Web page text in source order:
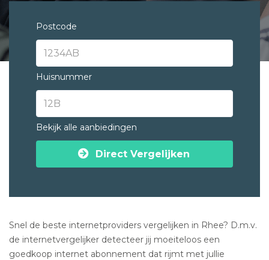
Postcode
Huisnummer
Bekijk alle aanbiedingen
Direct Vergelijken
Snel de beste internetproviders vergelijken in Rhee? D.m.v.
de internetvergelijker detecteer jij moeiteloos een
goedkoop internet abonnement dat rijmt met jullie